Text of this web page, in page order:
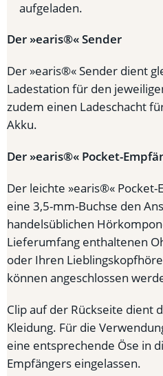
aufgeladen.
Der »earis®« Sender
Der »earis®« Sender dient
Ladestation für den
zudem einen Ladeschacht
Akku.
Der »earis®« Pocket-
Der leichte »earis®«
eine 3,5-mm-Buchse den
handelsüblichen
Lieferumfang enthaltenen
oder Ihren
können angeschlossen
Clip auf der Rückseite dient
Kleidung. Für die
eine entsprechende Öse in
Empfängers eingelassen.